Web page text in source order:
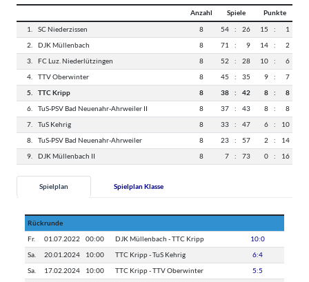
Anzahl Spiele Punkte
1. SC Niederzissen 8 54 : 26 15 : 1
2. DJK Müllenbach 8 71 : 9 14 : 2
3. FC Luz. Niederlützingen 8 52 : 28 10 : 6
4. TTV Oberwinter 8 45 : 35 9 : 7
5. TTC Kripp 8 38 : 42 8 : 8
6. TuS-PSV Bad Neuenahr-Ahrweiler II 8 37 : 43 8 : 8
7. TuS Kehrig 8 33 : 47 6 : 10
8. TuS-PSV Bad Neuenahr-Ahrweiler 8 23 : 57 2 : 14
9. DJK Müllenbach II 8 7 : 73 0 : 16
Spielplan Spielplan Klasse
Rückrunde
Fr. 01.07.2022 00:00 DJK Müllenbach - TTC Kripp 10:0
Sa. 20.01.2024 10:00 TTC Kripp - TuS Kehrig 6:4
Sa. 17.02.2024 10:00 TTC Kripp - TTV Oberwinter 5:5